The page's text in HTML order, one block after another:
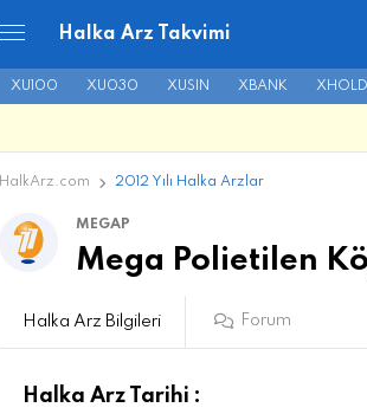
Halka Arz Takvimi
XU100 XU030 XUSIN XBANK XHOLD
HalkArz.com 2012 Yılı Halka Arzlar
MEGAP
Mega Polietilen
Halka Arz Bilgileri Forum
Halka Arz Tarihi :